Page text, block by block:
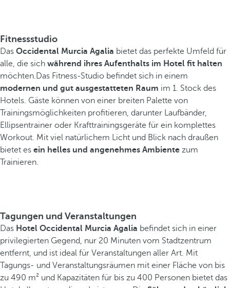
Fitnessstudio
Das Occidental Murcia Agalia bietet das perfekte Umfeld für
alle, die sich während ihres Aufenthalts im Hotel fit halten
möchten.Das Fitness-Studio befindet sich in einem
modernen und gut ausgestatteten Raum im 1. Stock des
Hotels. Gäste können von einer breiten Palette von
Trainingsmöglichkeiten profitieren, darunter Laufbänder,
Ellipsentrainer oder Krafttrainingsgeräte für ein komplettes
Workout. Mit viel natürlichem Licht und Blick nach draußen
bietet es ein helles und angenehmes Ambiente zum
Trainieren.
Tagungen und Veranstaltungen
Das Hotel Occidental Murcia Agalia befindet sich in einer
privilegierten Gegend, nur 20 Minuten vom Stadtzentrum
entfernt, und ist ideal für Veranstaltungen aller Art. Mit
Tagungs- und Veranstaltungsräumen mit einer Fläche von bis
zu 490 m² und Kapazitäten für bis zu 400 Personen bietet das